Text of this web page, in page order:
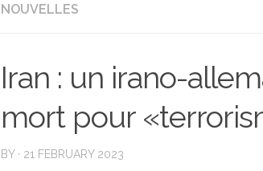
NOUVELLES
Iran : un irano-
mort pour
BY · 21 FEBRUARY 2023